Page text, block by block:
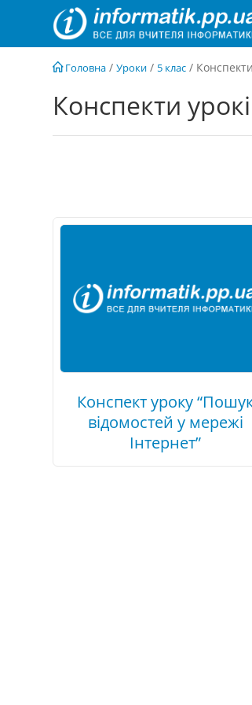
вмісту
Головна /Уроки / 5 клас /
Конспекти
Конспект уроку
відомостей у мережі
Інтернет”